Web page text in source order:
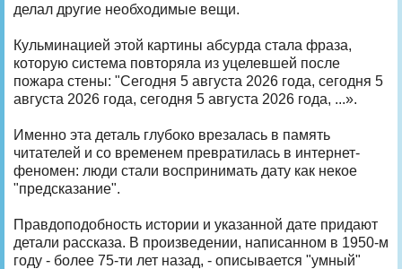
делал другие необходимые вещи.
Кульминацией этой картины абсурда стала фраза,
которую система повторяла из уцелевшей после
пожара стены: "Сегодня 5 августа 2026 года, сегодня 5
августа 2026 года, сегодня 5 августа 2026 года, ...».
Именно эта деталь глубоко врезалась в память
читателей и со временем превратилась в интернет-
феномен: люди стали воспринимать дату как некое
"предсказание".
Правдоподобность истории и указанной дате придают
детали рассказа. В произведении, написанном в 1950-м
году - более 75-ти лет назад, - описывается "умный"